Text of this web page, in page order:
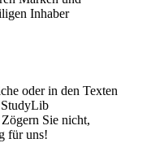
Inhaber
oder in den Texten
StudyLib
Sie nicht,
für uns!